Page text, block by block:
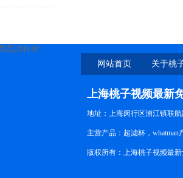
网站首页 关于桃
新免
上海桃子视频最新
地址：上海闵行区浦江镇联
主营产品：超滤杯，whatman
版权所有：上海桃子视频最